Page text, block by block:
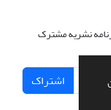
نشریه مشترک
اشتراک